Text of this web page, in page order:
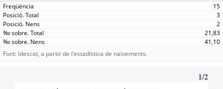
15
3
2
21,83
41,10
Font: Idescat, a partir de l'estadística de naixements.